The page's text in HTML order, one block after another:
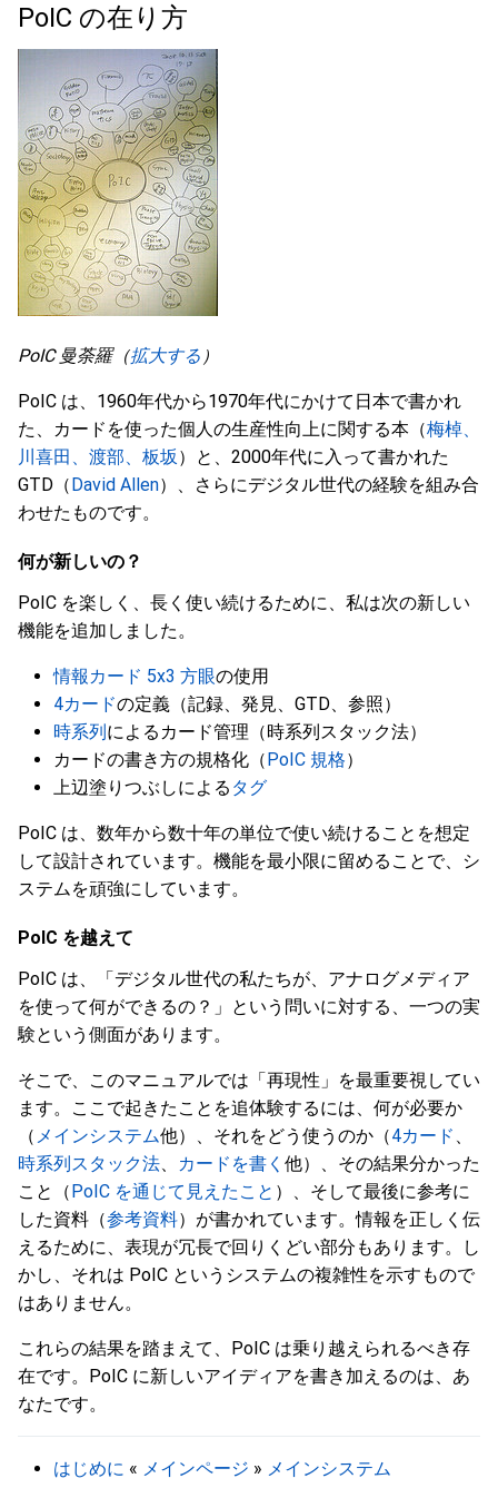
PoIC の在り方
PoIC 曼荼羅（拡大する ）
PoIC は、1960年代から1970年代にかけて日本で書かれ
た、カードを使った個人の生産性向上に関する本（梅棹、
川喜田、渡部、板坂）と、2000年代に入って書かれた
GTD（David Allen）、さらにデジタル世代の経験を組み合
わせたものです。
何が新しいの？
PoIC を楽しく、長く使い続けるために、私は次の新しい
機能を追加しました。
情報カード 5x3 方眼の使用
4カードの定義（記録、発見、GTD、参照）
時系列によるカード管理（時系列スタック法）
カードの書き方の規格化（PoIC 規格）
上辺塗りつぶしによる タグ
PoIC は、数年から数十年の単位で使い続けることを想定
して設計されています。機能を最小限に留めることで、シ
ステムを頑強にしています。
PoIC を越えて
PoIC は、「デジタル世代の私たちが、アナログメディア
を使って何ができるの？」という問いに対する、一つの実
験という側面があります。
そこで、このマニュアルでは「再現性」を最重要視してい
ます。ここで起きたことを追体験するには、何が必要か
（ メインシステム他）、それをどう使うのか（4カード 、
時系列スタック法、 カードを書く 他）、その結果分かった
こと（PoIC を通じて見えたこと ）、そして最後に参考に
した資料（参考資料）が書かれています。情報を正しく伝
えるために、表現が冗長で回りくどい部分もあります。し
かし、それは PoIC というシステムの複雑性を示すもので
はありません。
これらの結果を踏まえて、PoIC は乗り越えられるべき存
在です。PoIC に新しいアイディアを書き加えるのは、あ
なたです。
はじめに « メインページ » メインシステム